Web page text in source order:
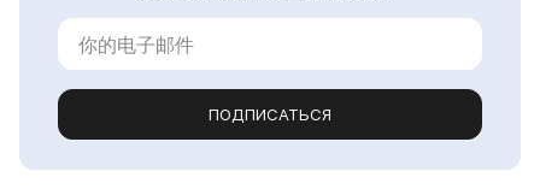
ПОДПИСАТЬСЯ